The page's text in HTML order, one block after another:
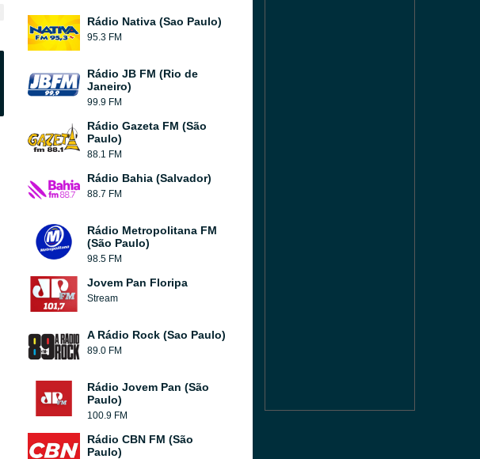
Rádio Nativa (Sao Paulo)
95.3 FM
Rádio JB FM (Rio de
Janeiro)
99.9 FM
Rádio Gazeta FM (São
Paulo)
88.1 FM
Rádio Bahia (Salvador)
88.7 FM
Rádio Metropolitana FM
(São Paulo)
98.5 FM
Jovem Pan Floripa
Stream
A Rádio Rock (Sao Paulo)
89.0 FM
Rádio Jovem Pan (São
Paulo)
100.9 FM
Rádio CBN FM (São
Paulo)